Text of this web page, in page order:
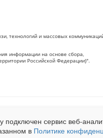
технологий и массовых
информации на основе сбора,
Российской Федерации)".
запросу у менеджера.
сервис веб-
в Политике